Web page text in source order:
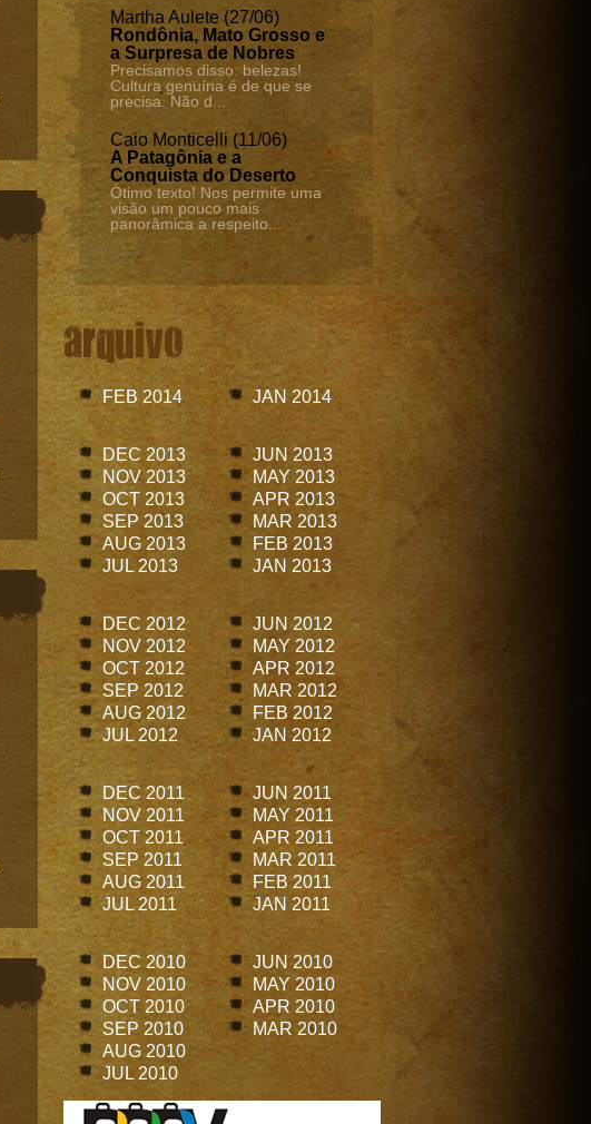
Martha Aulete (27/06)
Rondônia, Mato Grosso e
a Surpresa de Nobres
Precisamos disso: belezas!
Cultura genuína é de que se
precisa. Não d...
Caio Monticelli (11/06)
A Patagônia e a
Conquista do Deserto
Ótimo texto! Nos permite uma
visão um pouco mais
panorâmica a respeito...
arquivo
FEB 2014 JAN 2014
DEC 2013
NOV 2013
OCT 2013
SEP 2013
AUG 2013
JUL 2013
JUN 2013
MAY 2013
APR 2013
MAR 2013
FEB 2013
JAN 2013
DEC 2012
NOV 2012
OCT 2012
SEP 2012
AUG 2012
JUL 2012
JUN 2012
MAY 2012
APR 2012
MAR 2012
FEB 2012
JAN 2012
DEC 2011
NOV 2011
OCT 2011
SEP 2011
AUG 2011
JUL 2011
JUN 2011
MAY 2011
APR 2011
MAR 2011
FEB 2011
JAN 2011
DEC 2010
NOV 2010
OCT 2010
SEP 2010
AUG 2010
JUL 2010
JUN 2010
MAY 2010
APR 2010
MAR 2010